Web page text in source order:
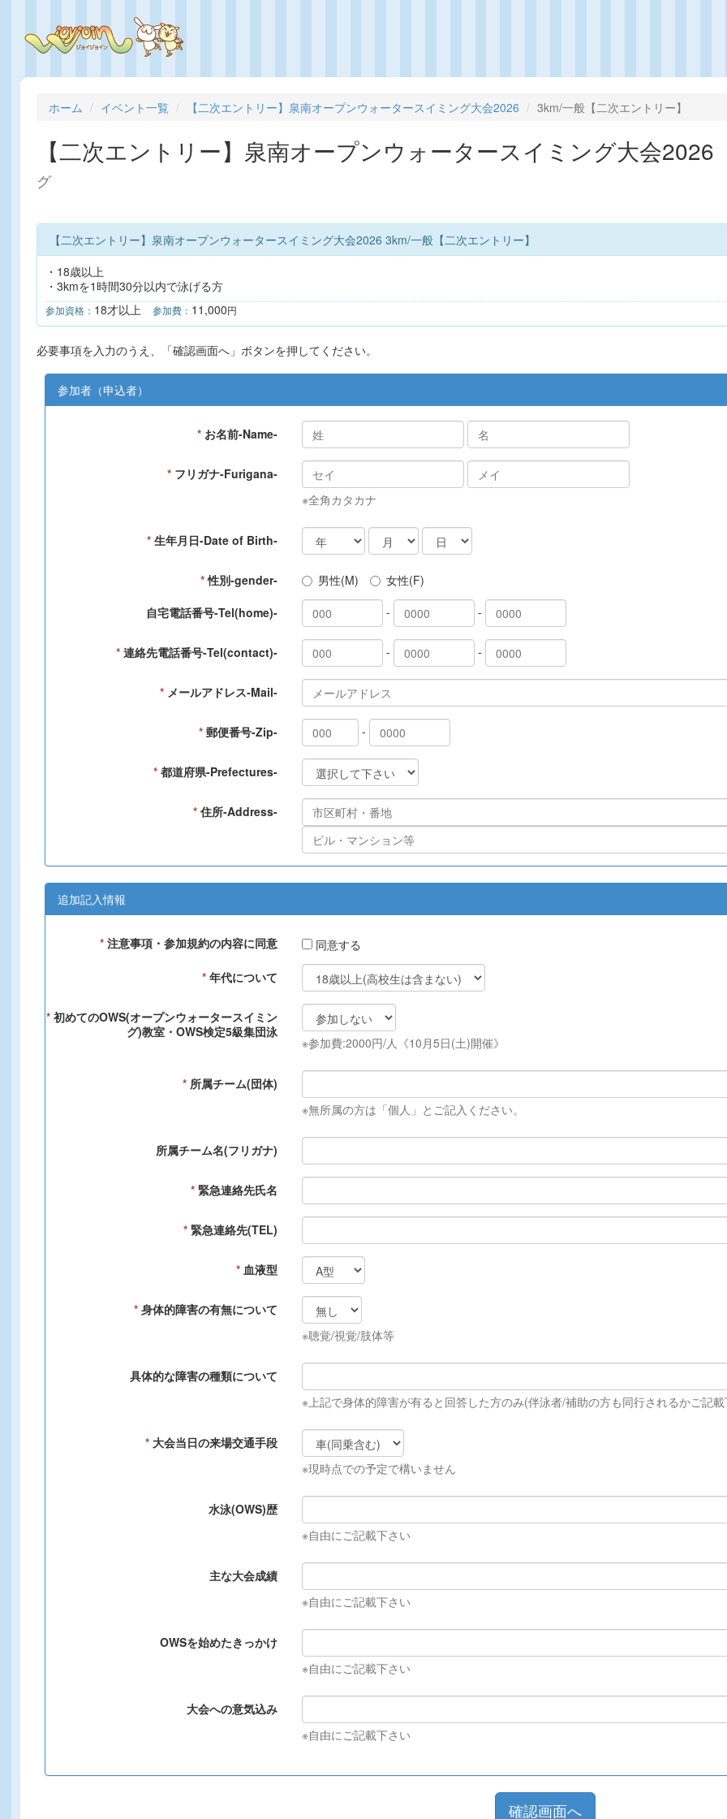
ホーム イベント一覧 【二次エントリー】泉南オープンウォータースイミング大会2026 3km/一般【二次エントリー】
【二次エントリー】泉南オープンウォータースイミング大会
グ
【二次エントリー】泉南オープンウォータースイミング大会2026 3km/一般【二次エントリー】
・18歳以上
・3kmを1時間30分以内で泳げる方
参加資格： 18才以上 参加費： 11,000円
必要事項を入力のうえ、「確認画面へ」ボタンを押してください。
参加者（申込者）
*お名前-Name-
*フリガナ-Furigana-
※全角カタカナ
*生年月日-Date of Birth-
*性別-gender- 男性(M)
女性(F)
自宅電話番号-Tel(home)-
- -
*連絡先電話番号-Tel(contact)- - -
*メールアドレス-Mail-
*郵便番号-Zip- -
*都道府県-Prefectures-
*住所-Address-
追加記入情報
*注意事項・参加規約の内容に同意
同意する
*年代について
*初めてのOWS(オープンウォータースイミン
グ)教室・OWS検定5級集団泳
※参加費:2000円/人《10月5日(土)開催》
*所属チーム(団体)
※無所属の方は「個人」とご記入ください。
所属チーム名(フリガナ)
*緊急連絡先氏名
*緊急連絡先(TEL)
*血液型
*身体的障害の有無について
※聴覚/視覚/肢体等
具体的な障害の種類について
※上記で身体的障害が有ると回答した方のみ(伴泳者/補助の方も同行されるかご記
*大会当日の来場交通手段
※現時点での予定で構いません
水泳(OWS)歴
※自由にご記載下さい
主な大会成績
※自由にご記載下さい
OWSを始めたきっかけ
※自由にご記載下さい
大会への意気込み
※自由にご記載下さい